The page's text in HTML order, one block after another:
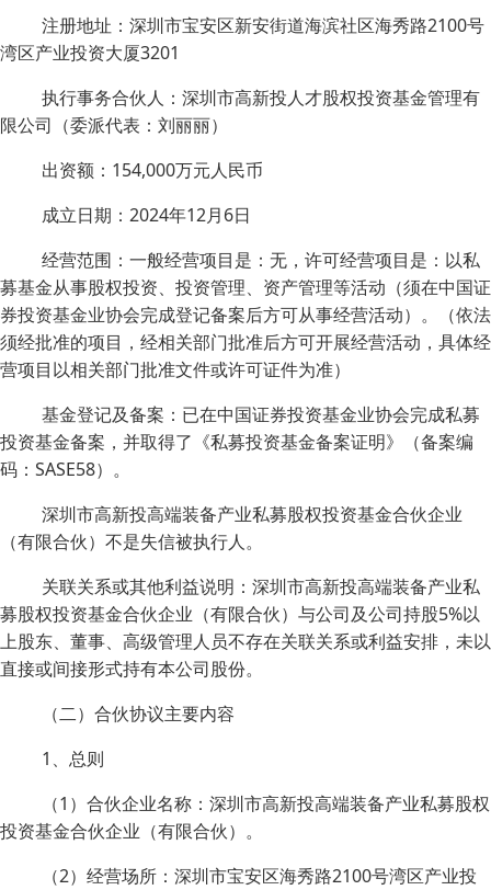
注册地址：深圳市宝安区新安街道海滨社区海秀路2100号
湾区产业投资大厦3201
执行事务合伙人：深圳市高新投人才股权投资基金管理有
限公司（委派代表：刘丽丽）
出资额：154,000万元人民币
成立日期：2024年12月6日
经营范围：一般经营项目是：无，许可经营项目是：以私
募基金从事股权投资、投资管理、资产管理等活动（须在中国证
券投资基金业协会完成登记备案后方可从事经营活动）。（依法
须经批准的项目，经相关部门批准后方可开展经营活动，具体经
营项目以相关部门批准文件或许可证件为准）
基金登记及备案：已在中国证券投资基金业协会完成私募
投资基金备案，并取得了《私募投资基金备案证明》（备案编
码：SASE58）。
深圳市高新投高端装备产业私募股权投资基金合伙企业
（有限合伙）不是失信被执行人。
关联关系或其他利益说明：深圳市高新投高端装备产业私
募股权投资基金合伙企业（有限合伙）与公司及公司持股5%以
上股东、董事、高级管理人员不存在关联关系或利益安排，未以
直接或间接形式持有本公司股份。
（二）合伙协议主要内容
1、总则
（1）合伙企业名称：深圳市高新投高端装备产业私募股权
投资基金合伙企业（有限合伙）。
（2）经营场所：深圳市宝安区海秀路2100号湾区产业投